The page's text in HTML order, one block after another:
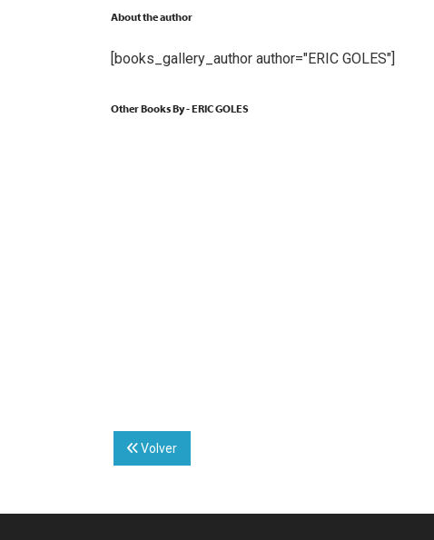
About the author
[books_gallery_author author="ERIC GOLES"]
Other Books By - ERIC GOLES
Volver